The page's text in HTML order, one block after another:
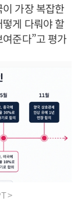
가장 복잡한
게 다뤄야 할
준다”고 평가
>